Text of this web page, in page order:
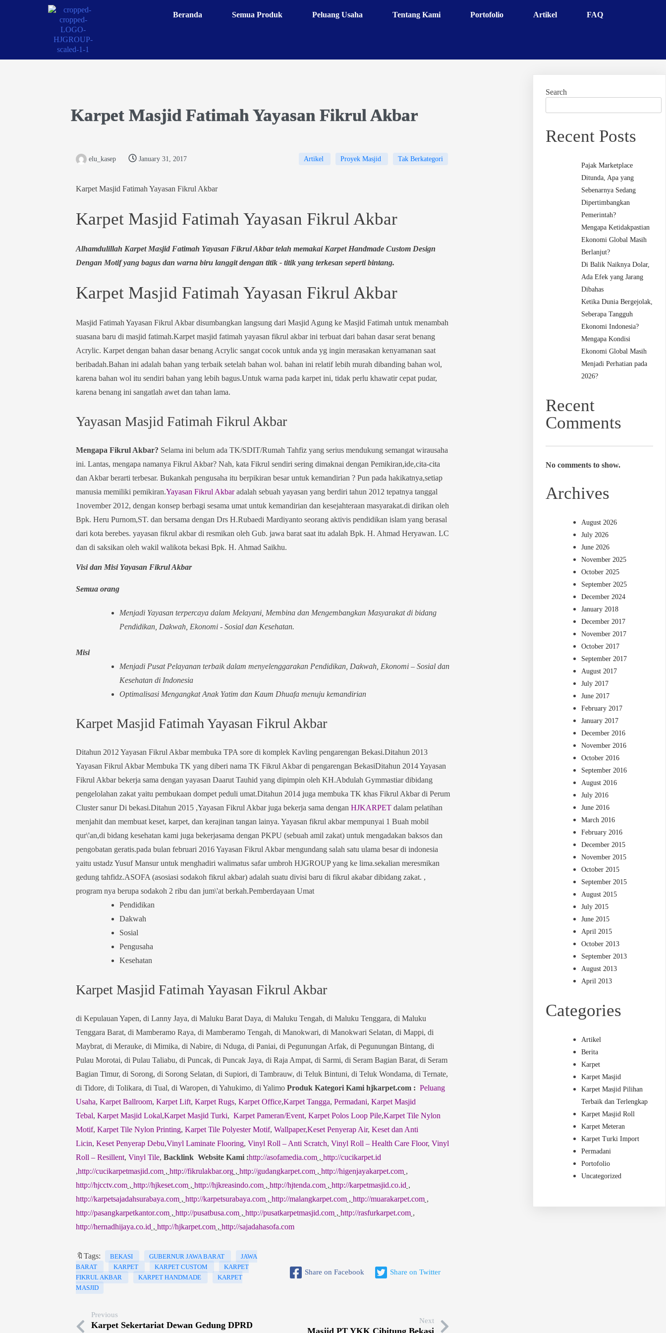
Beranda Semua Produk Peluang Usaha Tentang Kami Portofolio Artikel FAQ
Karpet Masjid Fatimah Yayasan Fikrul Akbar
elu_kasep January 31, 2017 Artikel Proyek Masjid Tak Berkategori
Karpet Masjid Fatimah Yayasan Fikrul Akbar
Karpet Masjid Fatimah Yayasan Fikrul Akbar
Alhamdulillah Karpet Masjid Fatimah Yayasan Fikrul Akbar telah memakai Karpet Handmade Custom Design
Dengan Motif yang bagus dan warna biru langgit dengan titik - titik yang terkesan seperti bintang.
Karpet Masjid Fatimah Yayasan Fikrul Akbar
Masjid Fatimah Yayasan Fikrul Akbar disumbangkan langsung dari Masjid Agung ke Masjid Fatimah untuk menambah
suasana baru di masjid fatimah.Karpet masjid fatimah yayasan fikrul akbar ini terbuat dari bahan dasar serat benang
Acrylic. Karpet dengan bahan dasar benang Acrylic sangat cocok untuk anda yg ingin merasakan kenyamanan saat
beribadah.Bahan ini adalah bahan yang terbaik setelah bahan wol. bahan ini relatif lebih murah dibanding bahan wol,
karena bahan wol itu sendiri bahan yang lebih bagus.Untuk warna pada karpet ini, tidak perlu khawatir cepat pudar,
karena benang ini sangatlah awet dan tahan lama.
Yayasan Masjid Fatimah Fikrul Akbar
Mengapa Fikrul Akbar? Selama ini belum ada TK/SDIT/Rumah Tahfiz yang serius mendukung semangat wirausaha
ini. Lantas, mengapa namanya Fikrul Akbar? Nah, kata Fikrul sendiri sering dimaknai dengan Pemikiran,ide,cita-cita
dan Akbar berarti terbesar. Bukankah pengusaha itu berpikiran besar untuk kemandirian ? Pun pada hakikatnya,setiap
manusia memiliki pemikiran.Yayasan Fikrul Akbaradalah sebuah yayasan yang berdiri tahun 2012 tepatnya tanggal
1november 2012, dengan konsep berbagi sesama umat untuk kemandirian dan kesejahteraan masyarakat.di dirikan oleh
Bpk. Heru Purnom,ST. dan bersama dengan Drs H.Rubaedi Mardiyanto seorang aktivis pendidikan islam yang berasal
dari kota berebes. yayasan fikrul akbar di resmikan oleh Gub. jawa barat saat itu adalah Bpk. H. Ahmad Heryawan. LC
dan di saksikan oleh wakil walikota bekasi Bpk. H. Ahmad Saikhu.
Visi dan Misi Yayasan Fikrul Akbar
Semua orang
Menjadi Yayasan terpercaya dalam Melayani, Membina dan Mengembangkan Masyarakat di bidang
Pendidikan, Dakwah, Ekonomi - Sosial dan Kesehatan.
Misi
Menjadi Pusat Pelayanan terbaik dalam menyelenggarakan Pendidikan, Dakwah, Ekonomi – Sosial dan
Kesehatan di Indonesia
Optimalisasi Mengangkat Anak Yatim dan Kaum Dhuafa menuju kemandirian
Karpet Masjid Fatimah Yayasan Fikrul Akbar
Ditahun 2012 Yayasan Fikrul Akbar membuka TPA sore di komplek Kavling pengarengan Bekasi.Ditahun 2013
Yayasan Fikrul Akbar Membuka TK yang diberi nama TK Fikrul Akbar di pengarengan BekasiDitahun 2014 Yayasan
Fikrul Akbar bekerja sama dengan yayasan Daarut Tauhid yang dipimpin oleh KH.Abdulah Gymmastiar dibidang
pengelolahan zakat yaitu pembukaan dompet peduli umat.Ditahun 2014 juga membuka TK khas Fikrul Akbar di Perum
Cluster sanur Di bekasi.Ditahun 2015 ,Yayasan Fikrul Akbar juga bekerja sama dengan HJKARPETdalam pelatihan
menjahit dan membuat keset, karpet, dan kerajinan tangan lainya. Yayasan fikrul akbar mempunyai 1 Buah mobil
qur\'an,di bidang kesehatan kami juga bekerjasama dengan PKPU (sebuah amil zakat) untuk mengadakan baksos dan
pengobatan geratis.pada bulan februari 2016 Yayasan Fikrul Akbar mengundang salah satu ulama besar di indonesia
yaitu ustadz Yusuf Mansur untuk menghadiri walimatus safar umbroh HJGROUP yang ke lima.sekalian meresmikan
gedung tahfidz.ASOFA (asosiasi sodakoh fikrul akbar) adalah suatu divisi baru di fikrul akabar dibidang zakat. ,
program nya berupa sodakoh 2 ribu dan jum\'at berkah.Pemberdayaan Umat
Pendidikan
Dakwah
Sosial
Pengusaha
Kesehatan
Karpet Masjid Fatimah Yayasan Fikrul Akbar
di Kepulauan Yapen, di Lanny Jaya, di Maluku Barat Daya, di Maluku Tengah, di Maluku Tenggara, di Maluku
Tenggara Barat, di Mamberamo Raya, di Mamberamo Tengah, di Manokwari, di Manokwari Selatan, di Mappi, di
Maybrat, di Merauke, di Mimika, di Nabire, di Nduga, di Paniai, di Pegunungan Arfak, di Pegunungan Bintang, di
Pulau Morotai, di Pulau Taliabu, di Puncak, di Puncak Jaya, di Raja Ampat, di Sarmi, di Seram Bagian Barat, di Seram
Bagian Timur, di Sorong, di Sorong Selatan, di Supiori, di Tambrauw, di Teluk Bintuni, di Teluk Wondama, di Ternate,
di Tidore, di Tolikara, di Tual, di Waropen, di Yahukimo, di Yalimo Produk Kategori Kami hjkarpet.com : Peluang
Usaha, Karpet Ballroom, Karpet Lift, Karpet Rugs, Karpet Office,Karpet Tangga, Permadani, Karpet Masjid
Tebal, Karpet Masjid Lokal,Karpet Masjid Turki, Karpet Pameran/Event, Karpet Polos Loop Pile,Karpet Tile Nylon
Motif, Karpet Tile Nylon Printing, Karpet Tile Polyester Motif, Wallpaper,Keset Penyerap Air, Keset dan Anti
Licin, Keset Penyerap Debu,Vinyl Laminate Flooring, Vinyl Roll – Anti Scratch, Vinyl Roll – Health Care Floor, Vinyl
Roll – Resillent, Vinyl Tile, Backlink Website Kami :http://asofamedia.com, http://cucikarpet.id
,http://cucikarpetmasjid.com, http://fikrulakbar.org, http://gudangkarpet.com, http://higenjayakarpet.com,
http://hjcctv.com, http://hjkeset.com, http://hjkreasindo.com, http://hjtenda.com, http://karpetmasjid.co.id ,
http://karpetsajadahsurabaya.com, http://karpetsurabaya.com, http://malangkarpet.com, http://muarakarpet.com,
http://pasangkarpetkantor.com, http://pusatbusa.com, http://pusatkarpetmasjid.com, http://rasfurkarpet.com,
http://hernadhijaya.co.id , http://hjkarpet.com, http://sajadahasofa.com
🔖Tags: BEKASI GUBERNUR JAWA BARAT
JAWA
BARAT
KARPET KARPET CUSTOM
KARPET
FIKRUL AKBAR
KARPET HANDMADE
KARPET
MASJID
Share on Facebook Share on Twitter
Previous
Karpet Sekertariat Dewan Gedung DPRD
Next
Search
Recent Posts
Pajak Marketplace
Ditunda, Apa yang
Sebenarnya Sedang
Dipertimbangkan
Pemerintah?
Mengapa Ketidakpastian
Ekonomi Global Masih
Berlanjut?
Di Balik Naiknya Dolar,
Ada Efek yang Jarang
Dibahas
Ketika Dunia Bergejolak,
Seberapa Tangguh
Ekonomi Indonesia?
Mengapa Kondisi
Ekonomi Global Masih
Menjadi Perhatian pada
2026?
Recent
Comments
No comments to show.
Archives
August 2026
July 2026
June 2026
November 2025
October 2025
September 2025
December 2024
January 2018
December 2017
November 2017
October 2017
September 2017
August 2017
July 2017
June 2017
February 2017
January 2017
December 2016
November 2016
October 2016
September 2016
August 2016
July 2016
June 2016
March 2016
February 2016
December 2015
November 2015
October 2015
September 2015
August 2015
July 2015
June 2015
April 2015
October 2013
September 2013
August 2013
April 2013
Categories
Artikel
Berita
Karpet
Karpet Masjid
Karpet Masjid Pilihan
Terbaik dan Terlengkap
Karpet Masjid Roll
Karpet Meteran
Karpet Turki Import
Permadani
Portofolio
Uncategorized